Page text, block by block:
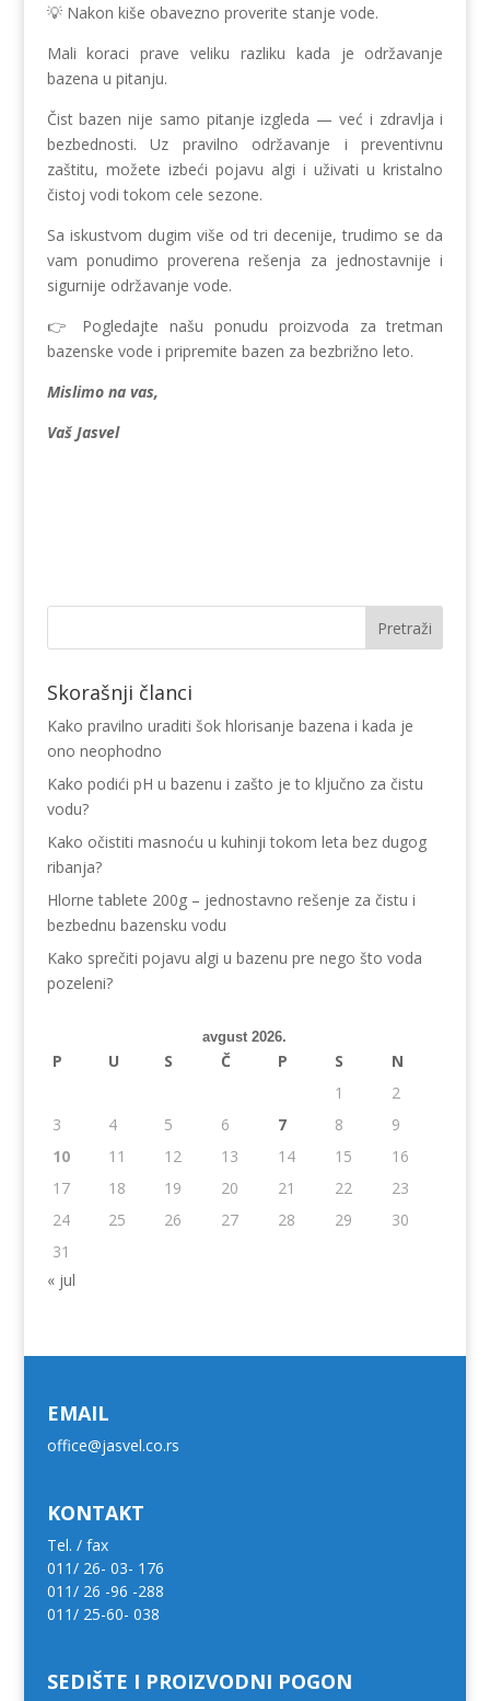
💡 Nakon kiše obavezno proverite stanje vode.
Mali koraci prave veliku razliku kada je održavanje
bazena u pitanju.
Čist bazen nije samo pitanje izgleda — već i zdravlja i
bezbednosti. Uz pravilno održavanje i preventivnu
zaštitu, možete izbeći pojavu algi i uživati u kristalno
čistoj vodi tokom cele sezone.
Sa iskustvom dugim više od tri decenije, trudimo se da
vam ponudimo proverena rešenja za jednostavnije i
sigurnije održavanje vode.
👉 Pogledajte našu ponudu proizvoda za tretman
bazenske vode i pripremite bazen za bezbrižno leto.
Mislimo na vas,
Vaš Jasvel
Skorašnji članci
Kako pravilno uraditi šok hlorisanje bazena i kada je
ono neophodno
Kako podići pH u bazenu i zašto je to ključno za čistu
vodu?
Kako očistiti masnoću u kuhinji tokom leta bez dugog
ribanja?
Hlorne tablete 200g – jednostavno rešenje za čistu i
bezbednu bazensku vodu
Kako sprečiti pojavu algi u bazenu pre nego što voda
pozeleni?
avgust 2026.
P U S Č P S
N
1
2
3
4 5 6 7 8
9
10
11 12 13 14 15
16
17
18 19 20 21 22
23
24
25 26 27 28 29
30
31
« jul
EMAIL
office@jasvel.co.rs
KONTAKT
Tel. / fax
011/ 26- 03- 176
011/ 26 -96 -288
011/ 25-60- 038
SEDIŠTE I PROIZVODNI POGON